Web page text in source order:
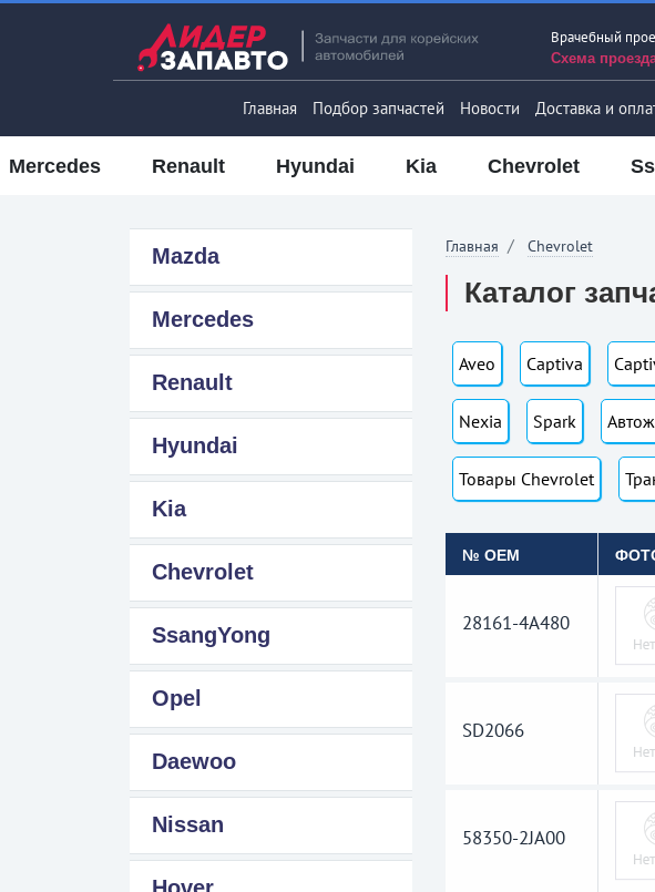
Врачебный
Схема
Главная Подбор запчастей Новости Доставка и
Mercedes Renault Hyundai Kia Chevrolet
Mazda
Mercedes
Renault
Hyundai
Kia
Chevrolet
SsangYong
Opel
Daewoo
Nissan
Главная Chevrolet
Каталог
Aveo Captiva
Nexia Spark
Товары Chevrolet
№ OEM
28161-4A480
SD2066
58350-2JA00